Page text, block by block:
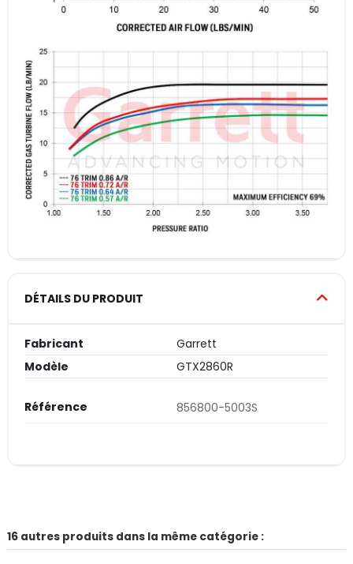
DÉTAILS DU PRODUIT
Fabricant
Garrett
Modèle
GTX2860R
Référence 856800-5003S
16 autres produits dans la même catégorie :